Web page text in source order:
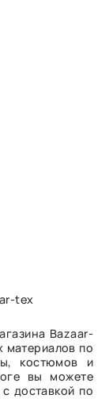
tex
Bazaar-
материалов по
костюмов и
вы можете
доставкой по